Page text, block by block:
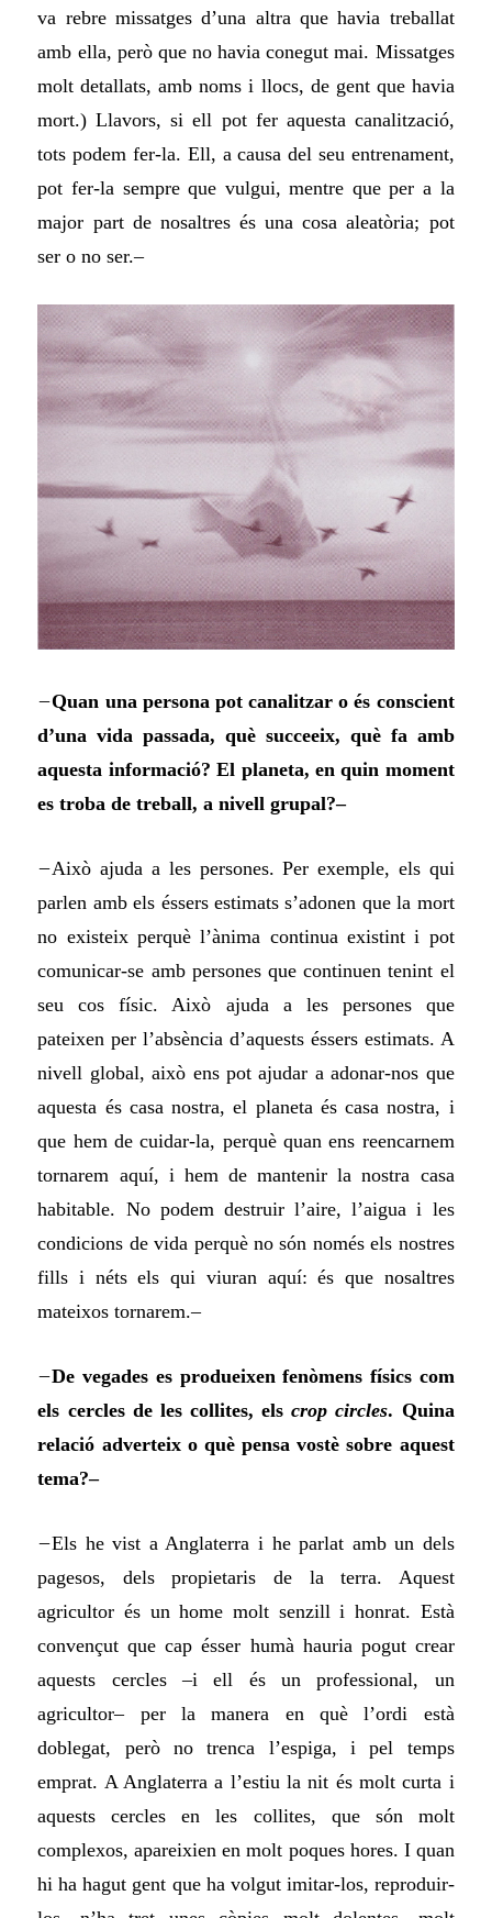
va rebre missatges d’una altra que havia treballat
amb ella, però que no havia conegut mai. Missatges
molt detallats, amb noms i llocs, de gent que havia
mort.) Llavors, si ell pot fer aquesta canalització,
tots podem fer-la. Ell, a causa del seu entrenament,
pot fer-la sempre que vulgui, mentre que per a la
major part de nosaltres és una cosa aleatòria; pot
ser o no ser.–
–Quan una persona pot canalitzar o és conscient
d’una vida passada, què succeeix, què fa amb
aquesta informació? El planeta, en quin moment
es troba de treball, a nivell grupal?–
–Això ajuda a les persones. Per exemple, els qui
parlen amb els éssers estimats s’adonen que la mort
no existeix perquè l’ànima continua existint i pot
comunicar-se amb persones que continuen tenint el
seu cos físic. Això ajuda a les persones que
pateixen per l’absència d’aquests éssers estimats. A
nivell global, això ens pot ajudar a adonar-nos que
aquesta és casa nostra, el planeta és casa nostra, i
que hem de cuidar-la, perquè quan ens reencarnem
tornarem aquí, i hem de mantenir la nostra casa
habitable. No podem destruir l’aire, l’aigua i les
condicions de vida perquè no són només els nostres
fills i néts els qui viuran aquí: és que nosaltres
mateixos tornarem.–
–De vegades es produeixen fenòmens físics com
els cercles de les collites, elscrop circles. Quina
relació adverteix o què pensa vostè sobre aquest
tema?–
–Els he vist a Anglaterra i he parlat amb un dels
pagesos, dels propietaris de la terra. Aquest
agricultor és un home molt senzill i honrat. Està
convençut que cap ésser humà hauria pogut crear
aquests cercles –i ell és un professional, un
agricultor– per la manera en què l’ordi està
doblegat, però no trenca l’espiga, i pel temps
emprat. A Anglaterra a l’estiu la nit és molt curta i
aquests cercles en les collites, que són molt
complexos, apareixien en molt poques hores. I quan
hi ha hagut gent que ha volgut imitar-los, reproduir-